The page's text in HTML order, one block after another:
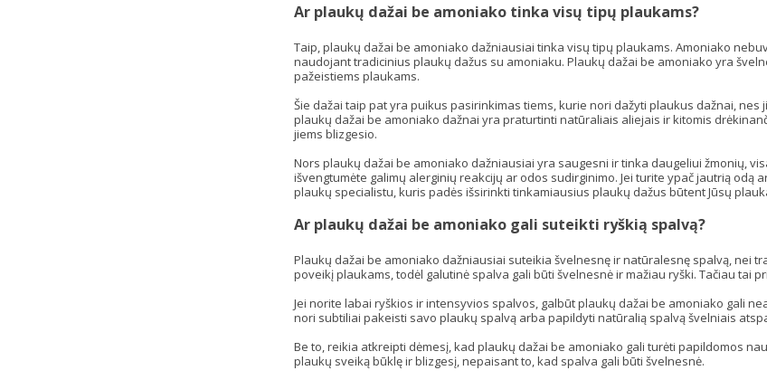
Ar plaukų dažai be amoniako tinka visų tipų plaukams?
Taip, plaukų dažai be amoniako dažniausiai tinka visų tipų plaukams. Amoniako
naudojant tradicinius plaukų dažus su amoniaku. Plaukų dažai be amoniako yra
pažeistiems plaukams.
Šie dažai taip pat yra puikus pasirinkimas tiems, kurie nori dažyti plaukus dažnai,
plaukų dažai be amoniako dažnai yra praturtinti natūraliais aliejais ir kitomis
jiems blizgesio.
Nors plaukų dažai be amoniako dažniausiai yra saugesni ir tinka daugeliui žmonių,
išvengtumėte galimų alerginių reakcijų ar odos sudirginimo. Jei turite ypač jautrią
plaukų specialistu, kuris padės išsirinkti tinkamiausius plaukų dažus būtent Jūsų
Ar plaukų dažai be amoniako gali suteikti ryškią spalvą?
Plaukų dažai be amoniako dažniausiai suteikia švelnesnę ir natūralesnę spalvą, nei
poveikį plaukams, todėl galutinė spalva gali būti švelnesnė ir mažiau ryški. Tačiau
Jei norite labai ryškios ir intensyvios spalvos, galbūt plaukų dažai be amoniako gali
nori subtiliai pakeisti savo plaukų spalvą arba papildyti natūralią spalvą švelniais
Be to, reikia atkreipti dėmesį, kad plaukų dažai be amoniako gali turėti papildomos
plaukų sveiką būklę ir blizgesį, nepaisant to, kad spalva gali būti švelnesnė.